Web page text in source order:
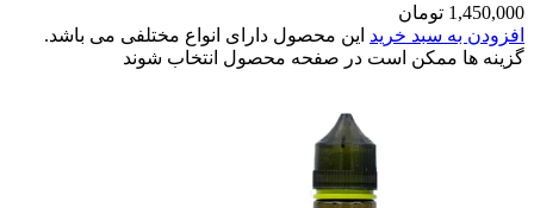
1,450,000 تومان
افزودن به سبد خرید این محصول دارای انواع مختلفی می باشد.
گزینه ها ممکن است در صفحه محصول انتخاب شوند